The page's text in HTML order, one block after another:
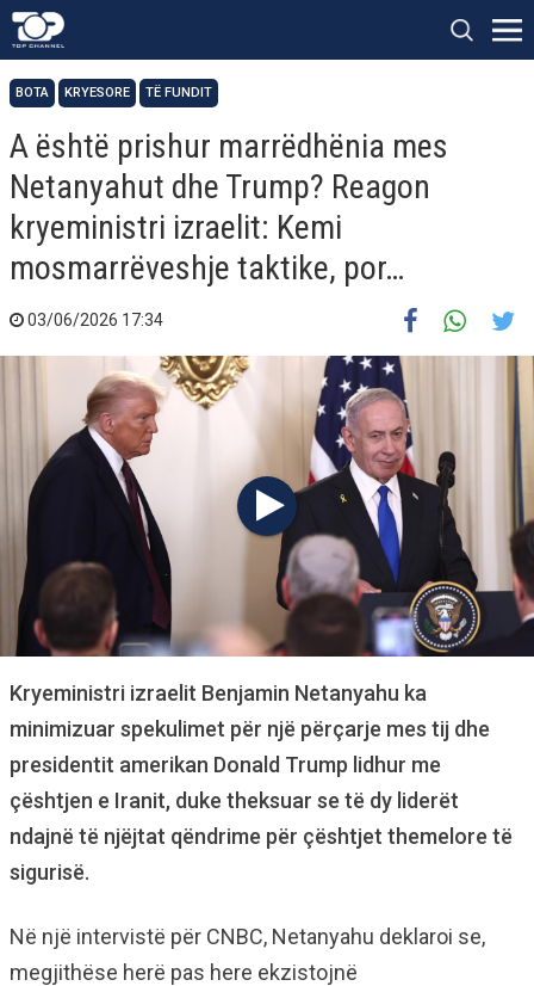
BOTA KRYESORE TË FUNDIT
A është prishur marrëdhënia mes
Netanyahut dhe Trump? Reagon
kryeministri izraelit: Kemi
mosmarrëveshje taktike, por…
03/06/2026 17:34
Kryeministri izraelit Benjamin Netanyahu ka
minimizuar spekulimet për një përçarje mes tij dhe
presidentit amerikan Donald Trump lidhur me
çështjen e Iranit, duke theksuar se të dy liderët
ndajnë të njëjtat qëndrime për çështjet themelore të
sigurisë.
Në një intervistë për CNBC, Netanyahu deklaroi se,
megjithëse herë pas here ekzistojnë